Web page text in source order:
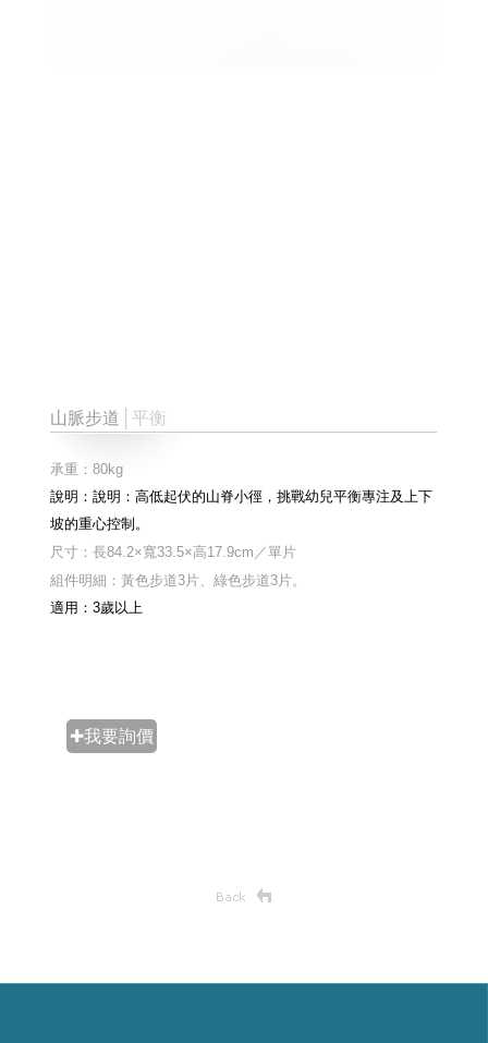
山脈步道 │平衡
承重：80kg
說明： 說明：高低起伏的山脊小徑，挑戰幼兒平衡專注及上下
坡的重心控制。
尺寸：長84.2×寬33.5×高17.9cm／單片
組件明細：黃色步道3片、綠色步道3片。
適用：3歲以上
✚我要詢價